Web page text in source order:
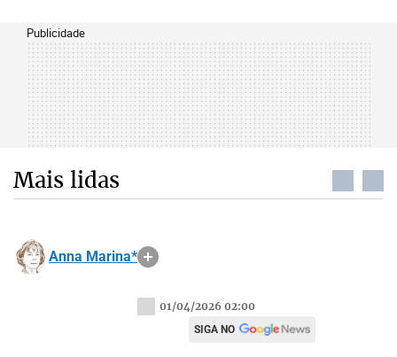
Publicidade
Mais lidas
Anna Marina*
01/04/2026 02:00
SIGA NO